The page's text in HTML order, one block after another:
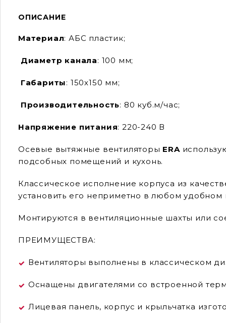
ОПИСАНИЕ
Материал: АБС пластик;
Диаметр канала: 100 мм;
Габариты: 150х150 мм;
Производительность: 80 куб.м/час;
Напряжение питания: 220-240 В
Осевые вытяжные вентиляторы ERA
подсобных помещений и кухонь.
Классическое исполнение корпуса из
установить его неприметно в любом удобном
Монтируются в вентиляционные шахты или
ПРЕИМУЩЕСТВА:
Вентиляторы выполнены в классическом
Оснащены двигателями со встроенной
Лицевая панель, корпус и крыльчатка